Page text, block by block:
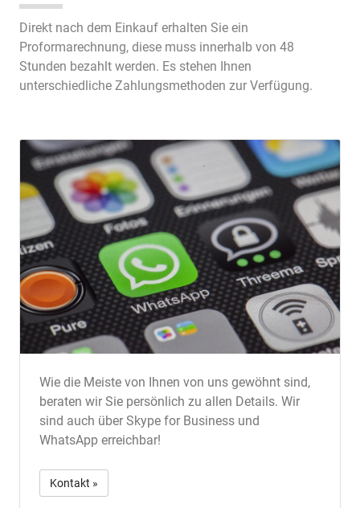
Direkt nach dem Einkauf erhalten Sie ein
Proformarechnung, diese muss innerhalb von 48
Stunden bezahlt werden. Es stehen Ihnen
unterschiedliche Zahlungsmethoden zur Verfügung.
Wie die Meiste von Ihnen von uns gewöhnt sind,
beraten wir Sie persönlich zu allen Details. Wir
sind auch über Skype for Business und
WhatsApp erreichbar!
Kontakt »